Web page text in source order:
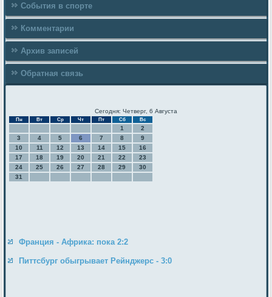
События в спорте
Комментарии
Архив записей
Обратная связь
Сегодня: Четверг, 6 Августа
Пн Вт Ср Чт Пт Сб Вс
1
2
3
4 5 6 7 8
9
10
11 12 13 14 15
16
17
18 19 20 21 22
23
24
25 26 27 28 29
30
31
Франция - Африка: пока 2:2
Питтсбург обыгрывает Рейнджерс - 3:0